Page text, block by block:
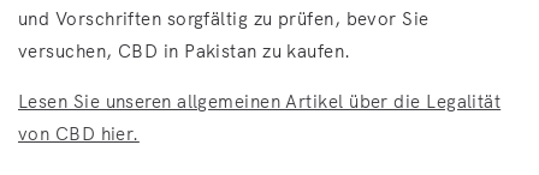
und Vorschriften sorgfältig zu prüfen, bevor Sie
versuchen, CBD in Pakistan zu kaufen.
Lesen Sie unseren allgemeinen Artikel über die Legalität
von CBD hier.